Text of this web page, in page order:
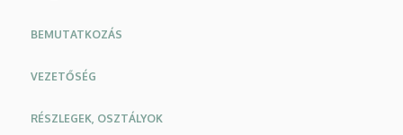
Oldalmenü
BEMUTATKOZÁS
VEZETŐSÉG
RÉSZLEGEK, OSZTÁLYOK